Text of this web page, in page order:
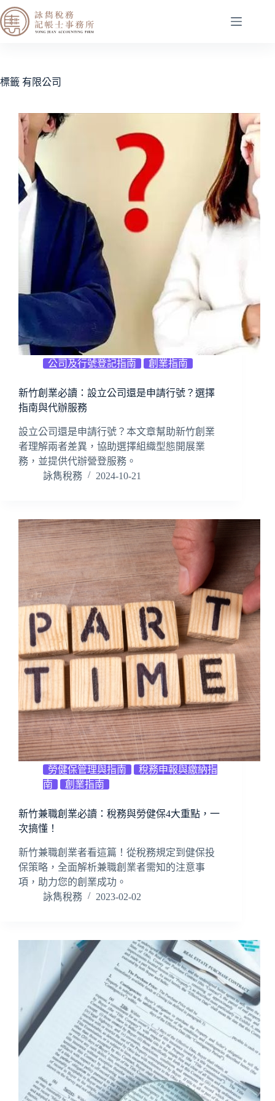
標籤 有限公司
公司及行號登記指南 創業指南
新竹創業必讀：設立公司還是申請行號？選擇
指南與代辦服務
設立公司還是申請行號？本文章幫助新竹創業
者理解兩者差異，協助選擇組織型態開展業
務，並提供代辦營登服務。
詠雋稅務
2024-10-21
勞健保管理與指南
稅務申報與繳納指
南
創業指南
新竹兼職創業必讀：稅務與勞健保4大重點，一
次搞懂！
新竹兼職創業者看這篇！從稅務規定到健保投
保策略，全面解析兼職創業者需知的注意事
項，助力您的創業成功。
詠雋稅務
2023-02-02